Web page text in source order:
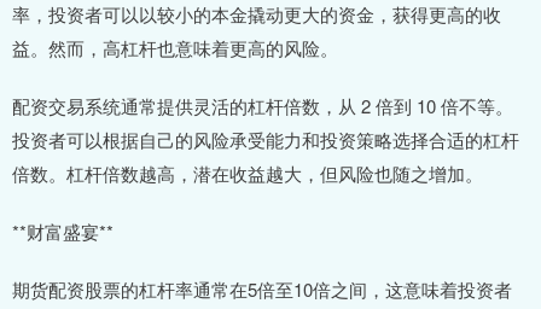
率，投资者可以以较小的本金撬动更大的资金，获得更高的收
益。然而，高杠杆也意味着更高的风险。
配资交易系统通常提供灵活的杠杆倍数，从 2 倍到 10 倍不等。
投资者可以根据自己的风险承受能力和投资策略选择合适的杠杆
倍数。杠杆倍数越高，潜在收益越大，但风险也随之增加。
**财富盛宴**
期货配资股票的杠杆率通常在5倍至10倍之间，这意味着投资者